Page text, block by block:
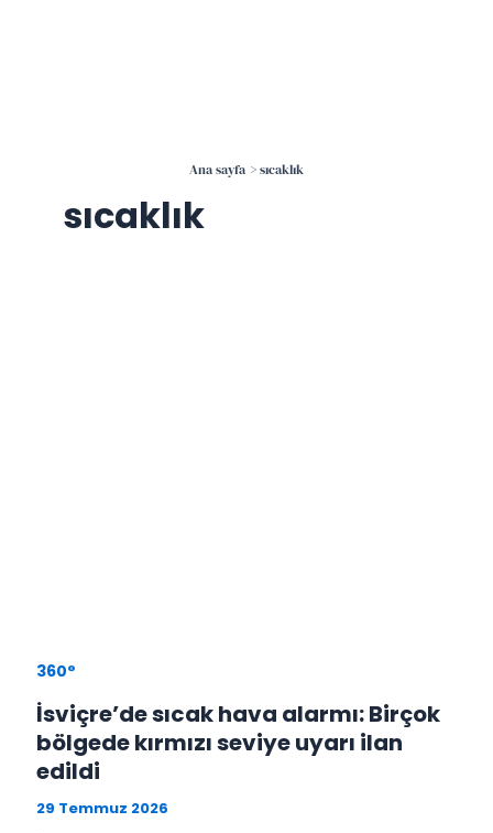
Ana sayfa sıcaklık
sıcaklık
360°
İsviçre’de sıcak hava alarmı: Birçok
bölgede kırmızı seviye uyarı ilan
edildi
29 Temmuz 2026